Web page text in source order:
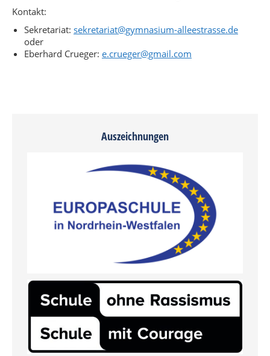
Kontakt:
Sekretariat: sekretariat@gymnasium-alleestrasse.de
oder
Eberhard Crueger: e.crueger@gmail.com
Auszeichnungen